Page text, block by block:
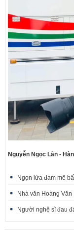
Nguyễn Ngọc Lân -
Ngọn lửa đam mê
Nhà văn Hoàng
Người nghệ sĩ đau